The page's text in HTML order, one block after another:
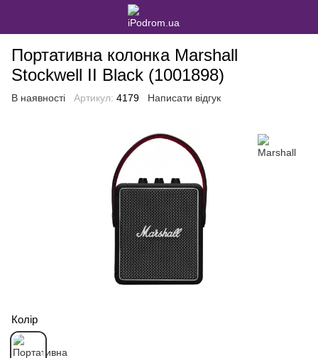
Портативна колонка Marshall
Stockwell II Black (1001898)
В наявності Артикул: 4179 Написати відгук
Колір